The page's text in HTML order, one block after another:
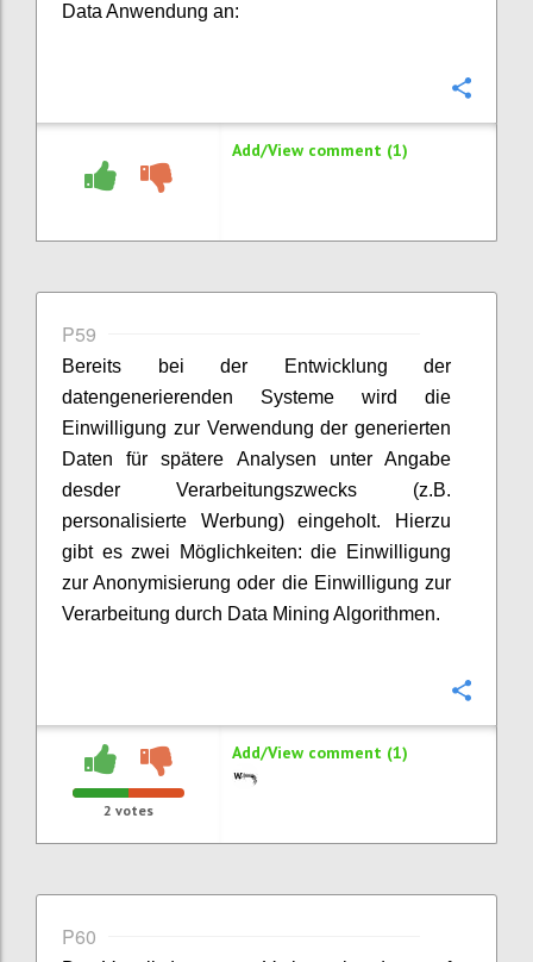
Data Anwendung an:
Add/View comment (1)
P59
Bereits bei der Entwicklung der
datengenerierenden Systeme wird die
Einwilligung zur Verwendung der generierten
Daten für spätere Analysen unter Angabe
desder Verarbeitungszwecks (z.B.
personalisierte Werbung) eingeholt. Hierzu
gibt es zwei Möglichkeiten: die Einwilligung
zur Anonymisierung oder die Einwilligung zur
Verarbeitung durch Data Mining Algorithmen.
2 votes
Add/View comment (1)
P60